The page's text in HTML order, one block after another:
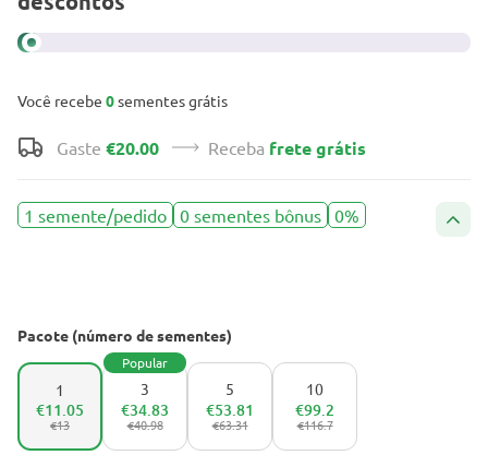
Você recebe 0sementes grátis
Gaste €20.00 Receba frete grátis
1 semente/pedido 0 sementes bônus 0%
Pacote (número de sementes)
1
€13
€11.05
3
Popular
€40.98
€34.83
5
€63.31
€53.81
10
€116.7
€99.2